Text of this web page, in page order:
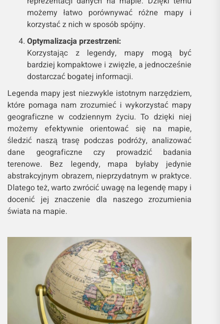
możemy łatwo porównywać różne mapy i
korzystać z nich w sposób spójny.
Optymalizacja przestrzeni:
Korzystając z legendy, mapy mogą być
bardziej kompaktowe i zwięzłe, a jednocześnie
dostarczać bogatej informacji.
Legenda mapy jest niezwykle istotnym narzędziem,
które pomaga nam zrozumieć i wykorzystać mapy
geograficzne w codziennym życiu. To dzięki niej
możemy efektywnie orientować się na mapie,
śledzić naszą trasę podczas podróży, analizować
dane geograficzne czy prowadzić badania
terenowe. Bez legendy, mapa byłaby jedynie
abstrakcyjnym obrazem, nieprzydatnym w praktyce.
Dlatego też, warto zwrócić uwagę na legendę mapy i
docenić jej znaczenie dla naszego zrozumienia
świata na mapie.